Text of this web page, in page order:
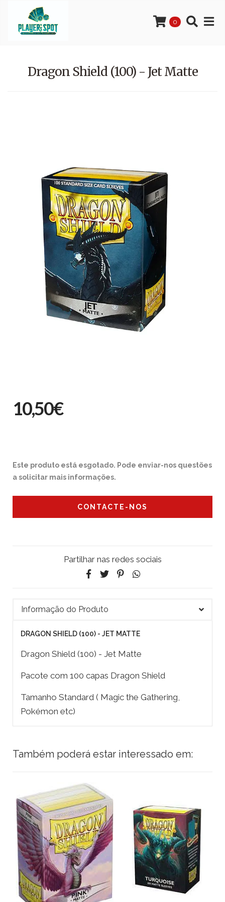
0
Dragon Shield (100) - Jet Matte
10,50€
Este produto está esgotado. Pode enviar-nos questões
a solicitar mais informações.
CONTACTE-NOS
Partilhar nas redes sociais
Informação do Produto
DRAGON SHIELD (100) - JET MATTE
Dragon Shield (100) - Jet Matte
Pacote com 100 capas Dragon Shield
Tamanho Standard ( Magic the Gathering,
Pokémon etc)
Também poderá estar interessado em: